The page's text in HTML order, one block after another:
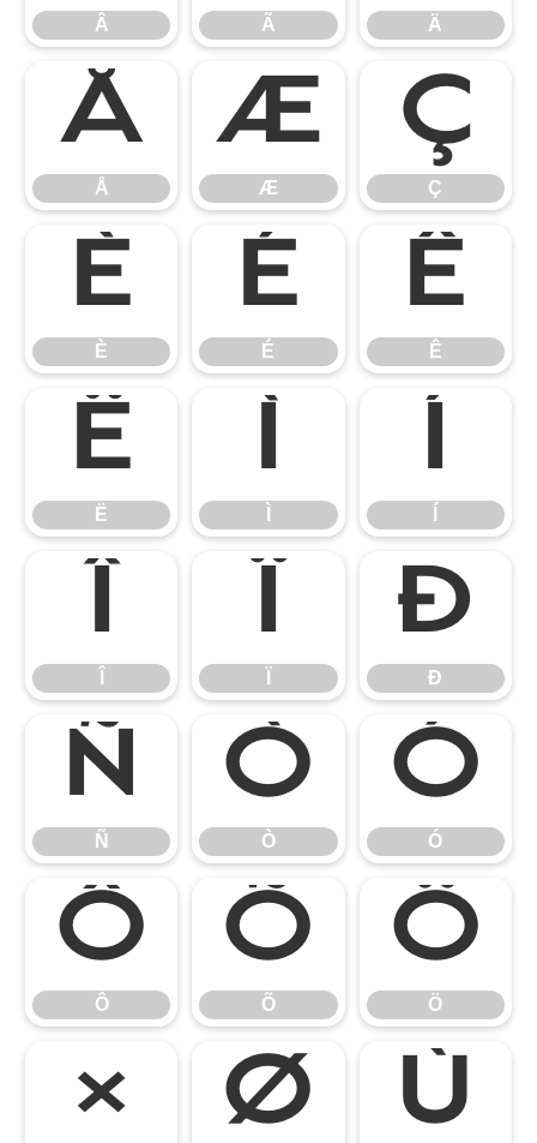
Â Ã Ä
Å
Å
Æ
Æ
Ç
Ç
È
È
É
É
Ê
Ê
Ë
Ë
Ì Í
Î Ï Ð
Ð
Ñ
Ñ
Ò
Ò
Ó
Ó
Ô
Ô
Õ
Õ
Ö
Ö
× Ø Ù